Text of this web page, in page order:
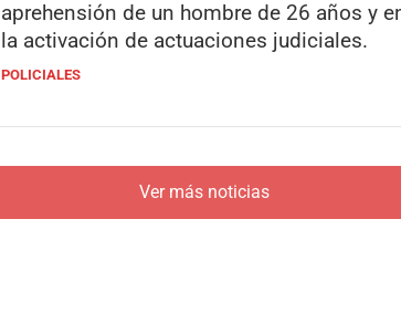
aprehensión de un hombre de 26 años y
la activación de actuaciones judiciales.
POLICIALES
Ver más noticias